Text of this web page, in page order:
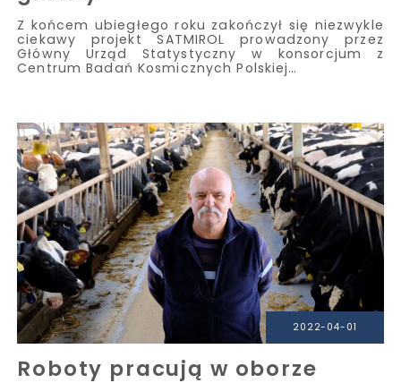
Z końcem ubiegłego roku zakończył się niezwykle
ciekawy projekt SATMIROL prowadzony przez
Główny Urząd Statystyczny w konsorcjum z
Centrum Badań Kosmicznych Polskiej…
2022-04-01
Roboty pracują w oborze